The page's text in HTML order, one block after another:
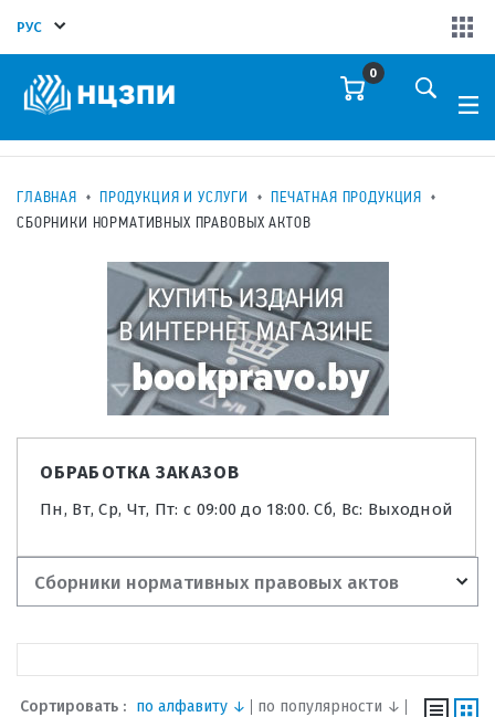
РУС
0
ГЛАВНАЯ ПРОДУКЦИЯ И УСЛУГИ
ПЕЧАТНАЯ ПРОДУКЦИЯ
СБОРНИКИ НОРМАТИВНЫХ ПРАВОВЫХ АКТОВ
ОБРАБОТКА ЗАКАЗОВ
Пн, Вт, Ср, Чт, Пт: с 09:00 до 18:00. Сб, Вс: Выходной
Сборники нормативных правовых актов
Сортировать : по алфавиту ↓
по популярности ↓